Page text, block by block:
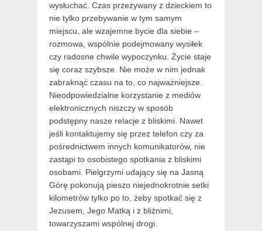
wysłuchać. Czas przeżywany z dzieckiem to
nie tylko przebywanie w tym samym
miejscu, ale wzajemne bycie dla siebie –
rozmowa, wspólnie podejmowany wysiłek
czy radosne chwile wypoczynku. Życie staje
się coraz szybsze. Nie może w nim jednak
zabraknąć czasu na to, co najważniejsze.
Nieodpowiedzialne korzystanie z mediów
elektronicznych niszczy w sposób
podstępny nasze relacje z bliskimi. Nawet
jeśli kontaktujemy się przez telefon czy za
pośrednictwem innych komunikatorów, nie
zastąpi to osobistego spotkania z bliskimi
osobami. Pielgrzymi udający się na Jasną
Górę pokonują pieszo niejednokrotnie setki
kilometrów tylko po to, żeby spotkać się z
Jezusem, Jego Matką i z bliźnimi,
towarzyszami wspólnej drogi.